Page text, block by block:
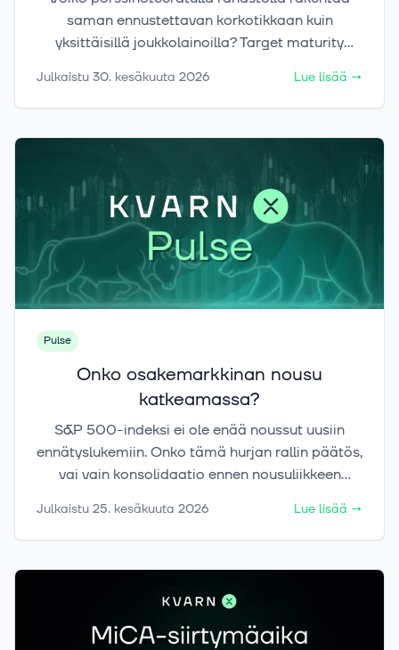
saman ennustettavan korkotikkaan kuin
yksittäisillä joukkolainoilla? Target maturity
pienemmällä pääomalla – tässä artikkelissa
käymme läpi logiikan, hyödyt ja riskit.
Julkaistu 30. kesäkuuta 2026 Lue lisää →
Pulse
Onko osakemarkkinan nousu
katkeamassa?
S&P 500-indeksi ei ole enää noussut uusiin
ennätyslukemiin. Onko tämä hurjan rallin päätös,
vai vain konsolidaatio ennen nousuliikkeen
Julkaistu 25. kesäkuuta 2026 Lue lisää →